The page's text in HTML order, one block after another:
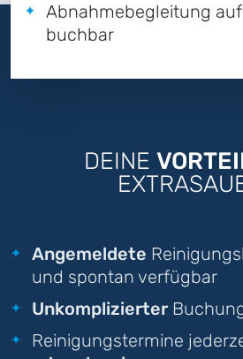
Abnahmebegleitung
buchbar
DEINE
Angemeldete
und spontan verfügbar
Unkomplizierter
Reinigungstermine